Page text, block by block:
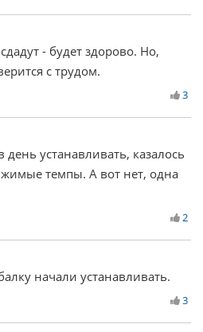
- будет здорово. Но,
с трудом.
3
устанавливать, казалось
темпы. А вот нет, одна
2
начали устанавливать.
3